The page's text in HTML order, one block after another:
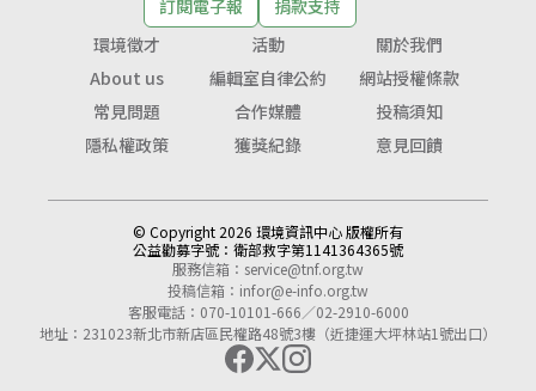
訂閱電子報
捐款支持
環境徵才
活動
關於我們
About us
編輯室自律公約
網站授權條款
常見問題
合作媒體
投稿須知
隱私權政策
獲獎紀錄 意見回饋
© Copyright 2026 環境資訊中心 版權所有
公益勸募字號： 衛部救字第1141364365號
服務信箱： service@tnf.org.tw
投稿信箱： infor@e-info.org.tw
客服電話：070-10101-666／02-2910-6000
地址：231023新北市新店區民權路48號3樓（近捷運大坪林站1號出口）